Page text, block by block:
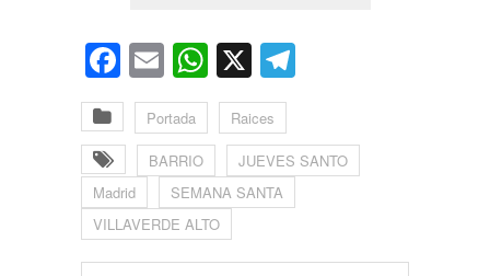
Facebook
EmailWhatsApp
X
Portada Raices
BARRIO
JUEVES SANTO
Madrid
SEMANA SANTA
VILLAVERDE ALTO